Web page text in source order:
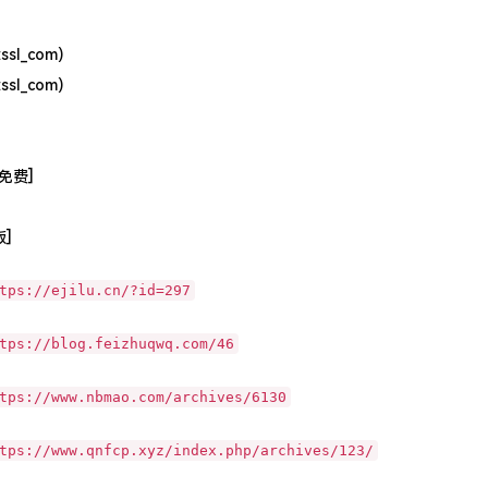
费]
ejilu.cn/?id=297
blog.feizhuqwq.com/46
www.nbmao.com/archives/6130
www.qnfcp.xyz/index.php/archives/123/